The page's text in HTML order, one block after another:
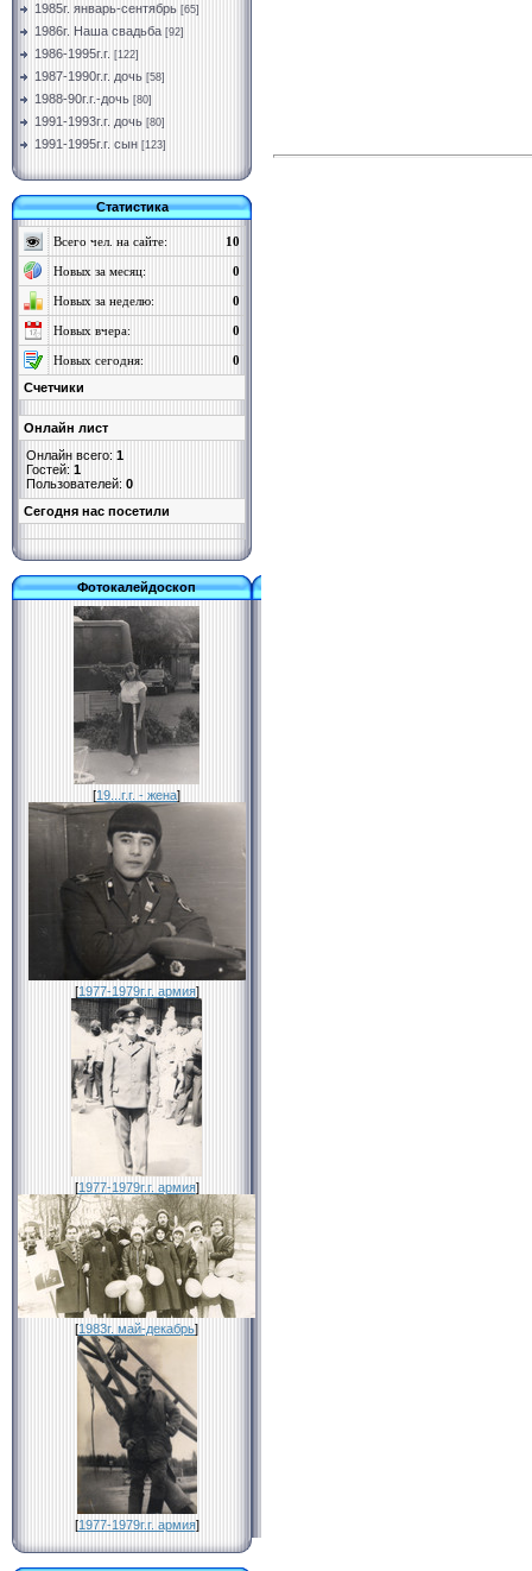
1985г. январь-сентябрь [65]
1986г. Наша свадьба [92]
1986-1995г.г. [122]
1987-1990г.г. дочь [58]
1988-90г.г.-дочь [80]
1991-1993г.г. дочь [80]
1991-1995г.г. сын [123]
Статистика
Всего чел. на сайте: 10
Новых за месяц: 0
Новых за неделю: 0
Новых вчера: 0
Новых сегодня:
0
Счетчики
Онлайн лист
Онлайн всего: 1
Гостей: 1
Пользователей: 0
Cегодня нас посетили
Фотокалейдоскоп
[19...г.г. - жена]
[1977-1979г.г. армия]
[1977-1979г.г. армия]
[1983г. май-декабрь]
[1977-1979г.г. армия]